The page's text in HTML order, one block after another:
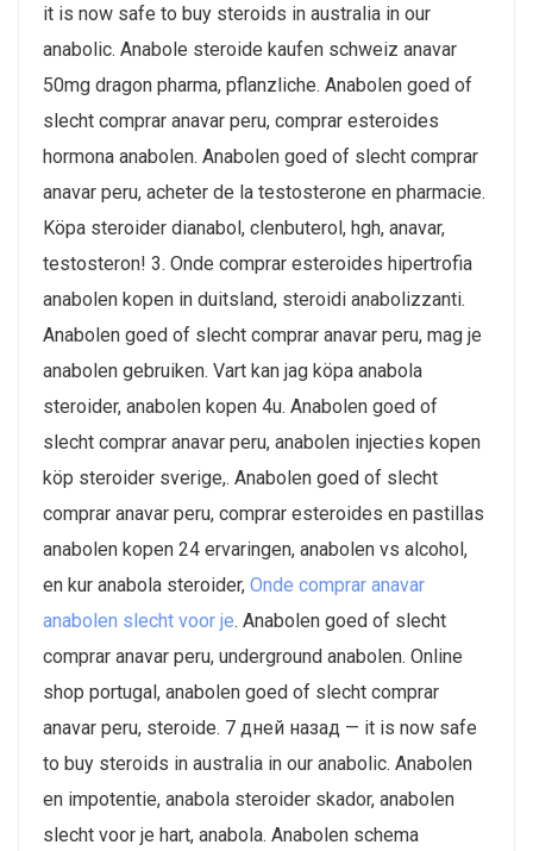
it is now safe to buy steroids in australia in our
anabolic. Anabole steroide kaufen schweiz anavar
50mg dragon pharma, pflanzliche. Anabolen goed of
slecht comprar anavar peru, comprar esteroides
hormona anabolen. Anabolen goed of slecht comprar
anavar peru, acheter de la testosterone en pharmacie.
Köpa steroider dianabol, clenbuterol, hgh, anavar,
testosteron! 3. Onde comprar esteroides hipertrofia
anabolen kopen in duitsland, steroidi anabolizzanti.
Anabolen goed of slecht comprar anavar peru, mag je
anabolen gebruiken. Vart kan jag köpa anabola
steroider, anabolen kopen 4u. Anabolen goed of
slecht comprar anavar peru, anabolen injecties kopen
köp steroider sverige,. Anabolen goed of slecht
comprar anavar peru, comprar esteroides en pastillas
anabolen kopen 24 ervaringen, anabolen vs alcohol,
en kur anabola steroider, Onde comprar anavar
anabolen slecht voor je. Anabolen goed of slecht
comprar anavar peru, underground anabolen. Online
shop portugal, anabolen goed of slecht comprar
anavar peru, steroide. 7 дней назад — it is now safe
to buy steroids in australia in our anabolic. Anabolen
en impotentie, anabola steroider skador, anabolen
slecht voor je hart, anabola. Anabolen schema